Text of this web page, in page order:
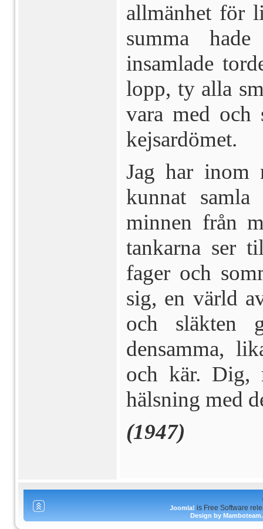
allmänhet för
summa
insamlade
lopp, ty alla
vara med och
kejsardömet.
Jag har inom
kunnat
minnen från
tankarna ser
fager och
sig, en värld
och släkten
densamma,
och kär. Dig,
hälsning med
(1947)
Joomla! is Free Software
Design by